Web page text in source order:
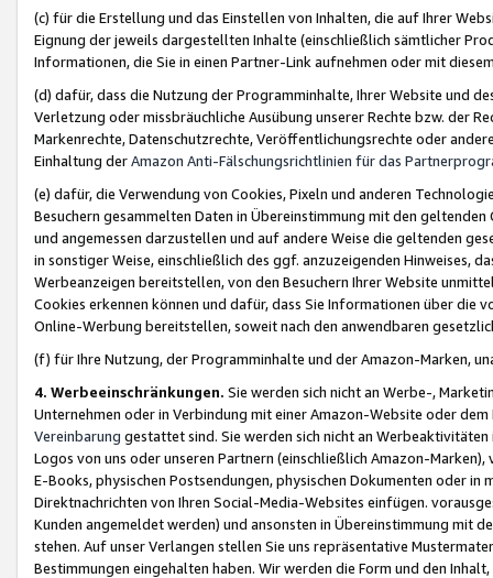
(c) für die Erstellung und das Einstellen von Inhalten, die auf Ihrer
Eignung der jeweils dargestellten Inhalte (einschließlich sämtlicher
Informationen, die Sie in einen Partner-Link aufnehmen oder mit
(d) dafür, dass die Nutzung der Programminhalte, Ihrer Website und
Verletzung oder missbräuchliche Ausübung unserer Rechte bzw. der
Markenrechte, Datenschutzrechte, Veröffentlichungsrechte oder
Einhaltung derAmazon Anti-Fälschungsrichtlinien für das
(e) dafür, die Verwendung von Cookies, Pixeln und anderen
Besuchern gesammelten Daten in Übereinstimmung mit den
und angemessen darzustellen und auf andere Weise die geltenden
in sonstiger Weise, einschließlich des ggf. anzuzeigenden Hinweises,
Werbeanzeigen bereitstellen, von den Besuchern Ihrer Website
Cookies erkennen können und dafür, dass Sie Informationen über die
Online-Werbung bereitstellen, soweit nach den anwendbaren
(f) für Ihre Nutzung, der Programminhalte und der Amazon-Marken,
4. Werbeeinschränkungen. Sie werden sich nicht an Werbe-,
Unternehmen oder in Verbindung mit einer Amazon-Website oder
Vereinbarung gestattet sind. Sie werden sich nicht an
Logos von uns oder unseren Partnern (einschließlich Amazon-
E-Books, physischen Postsendungen, physischen Dokumenten oder in
Direktnachrichten von Ihren Social-Media-Websites einfügen.
Kunden angemeldet werden) und ansonsten in Übereinstimmung mit
stehen. Auf unser Verlangen stellen Sie uns repräsentative
Bestimmungen eingehalten haben. Wir werden die Form und den